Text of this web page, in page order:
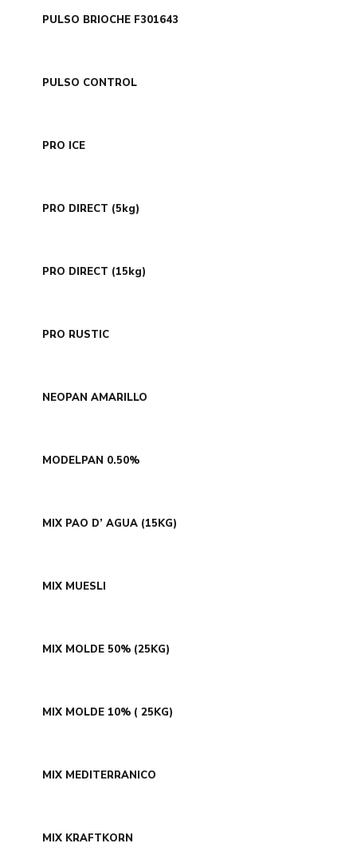
PULSO BRIOCHE F301643
PULSO CONTROL
PRO ICE
PRO DIRECT (5kg)
PRO DIRECT (15kg)
PRO RUSTIC
NEOPAN AMARILLO
MODELPAN 0.50%
MIX PAO D’ AGUA (15KG)
MIX MUESLI
MIX MOLDE 50% (25KG)
MIX MOLDE 10% ( 25KG)
MIX MEDITERRANICO
MIX KRAFTKORN